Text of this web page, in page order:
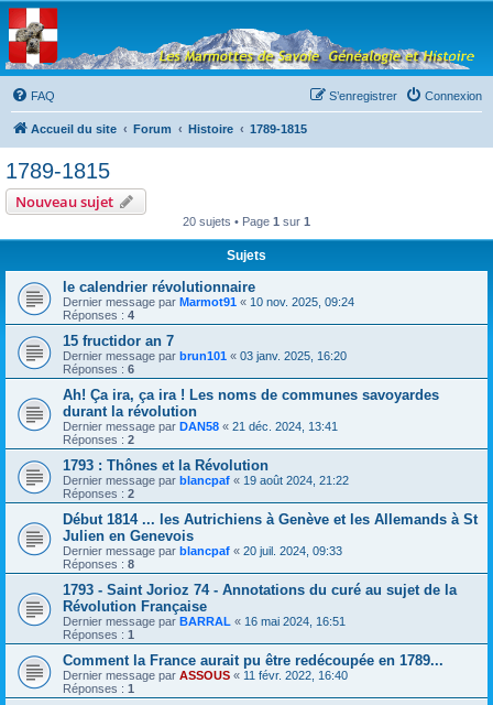
Les Marmottes de
Savoie
Forum d'entraide généalogique
FAQ
Connexion
S’enregistrer
Accueil du site Forum Histoire 1789-1815
1789-1815
Nouveau sujet
20 sujets • Page 1 sur 1
Sujets
le calendrier révolutionnaire
Dernier message par Marmot91 « 10 nov. 2025, 09:24
Réponses : 4
15 fructidor an 7
Dernier message par brun101 « 03 janv. 2025, 16:20
Réponses : 6
Ah! Ça ira, ça ira ! Les noms de communes savoyardes
durant la révolution
Dernier message par DAN58 « 21 déc. 2024, 13:41
Réponses : 2
1793 : Thônes et la Révolution
Dernier message par blancpaf « 19 août 2024, 21:22
Réponses : 2
Début 1814 ... les Autrichiens à Genève et les Allemands à St
Julien en Genevois
Dernier message par blancpaf « 20 juil. 2024, 09:33
Réponses : 8
1793 - Saint Jorioz 74 - Annotations du curé au sujet de la
Révolution Française
Dernier message par BARRAL « 16 mai 2024, 16:51
Réponses : 1
Comment la France aurait pu être redécoupée en 1789...
Dernier message par ASSOUS « 11 févr. 2022, 16:40
Réponses : 1